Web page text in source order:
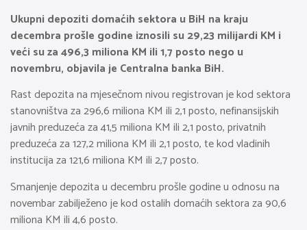
Ukupni depoziti domaćih sektora u BiH na kraju
decembra prošle godine iznosili su 29,23 milijardi KM i
veći su za 496,3 miliona KM ili 1,7 posto nego u
novembru, objavila je Centralna banka BiH.
Rast depozita na mjesečnom nivou registrovan je kod sektora
stanovništva za 296,6 miliona KM ili 2,1 posto, nefinansijskih
javnih preduzeća za 41,5 miliona KM ili 2,1 posto, privatnih
preduzeća za 127,2 miliona KM ili 2,1 posto, te kod vladinih
institucija za 121,6 miliona KM ili 2,7 posto.
Smanjenje depozita u decembru prošle godine u odnosu na
novembar zabilježeno je kod ostalih domaćih sektora za 90,6
miliona KM ili 4,6 posto.